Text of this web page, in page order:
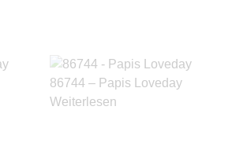
86744 – Papis Loveday
Weiterlesen